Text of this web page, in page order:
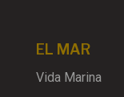
EL MAR
Vida Marina